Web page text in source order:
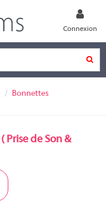
Connexion
Bonnettes
( Prise de Son &